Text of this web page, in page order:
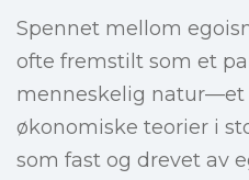
Spennet mellom
ofte fremstilt som et
menneskelig natur—et
økonomiske teorier i
som fast og drevet av